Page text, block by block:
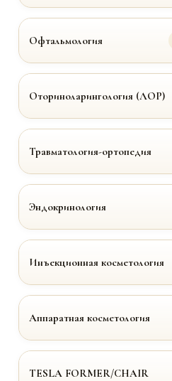
Офтальмология
Оториноларингология (ЛОР)
Травматология-ортопедия
Эндокринология
Инъекционная косметология
Аппаратная косметология
TESLA FORMER/CHAIR